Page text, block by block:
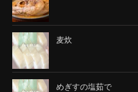
麦炊
めぎすの塩茹で